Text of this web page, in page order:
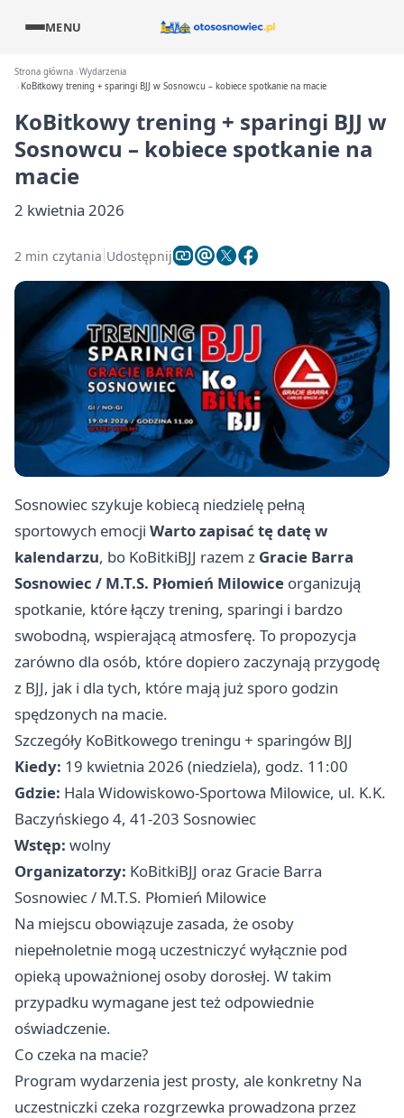
MENU
Strona główna Wydarzenia
KoBitkowy trening + sparingi BJJ w Sosnowcu – kobiece spotkanie na macie
KoBitkowy trening + sparingi BJJ w
Sosnowcu – kobiece spotkanie na
macie
2 kwietnia 2026
2 min czytania Udostępnij
Sosnowiec szykuje kobiecą niedzielę pełną
sportowych emocji Warto zapisać tę datę w
kalendarzu, bo KoBitkiBJJ razem z Gracie Barra
Sosnowiec / M.T.S. Płomień Milowice organizują
spotkanie, które łączy trening, sparingi i bardzo
swobodną, wspierającą atmosferę. To propozycja
zarówno dla osób, które dopiero zaczynają przygodę
z BJJ, jak i dla tych, które mają już sporo godzin
spędzonych na macie.
Szczegóły KoBitkowego treningu + sparingów BJJ
Kiedy: 19 kwietnia 2026 (niedziela), godz. 11:00
Gdzie: Hala Widowiskowo-Sportowa Milowice, ul. K.K.
Baczyńskiego 4, 41-203 Sosnowiec
Wstęp: wolny
Organizatorzy: KoBitkiBJJ oraz Gracie Barra
Sosnowiec / M.T.S. Płomień Milowice
Na miejscu obowiązuje zasada, że osoby
niepełnoletnie mogą uczestniczyć wyłącznie pod
opieką upoważnionej osoby dorosłej. W takim
przypadku wymagane jest też odpowiednie
oświadczenie.
Co czeka na macie?
Program wydarzenia jest prosty, ale konkretny Na
uczestniczki czeka rozgrzewka prowadzona przez